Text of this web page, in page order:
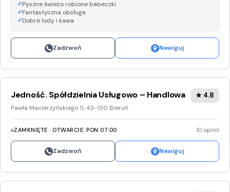
Pyszne świeżo robione babeczki
Fantastyczna obsługa
Dobre lody i kawa
Zadzwoń Nawiguj
Jedność. Spółdzielnia Usługowo – Handlowa
Pawła Macierzyńskiego 11, 43-150 Bieruń
★ 4.8
ZAMKNIĘTE · OTWARCIE: PON 07:00 10 opinii
Zadzwoń Nawiguj